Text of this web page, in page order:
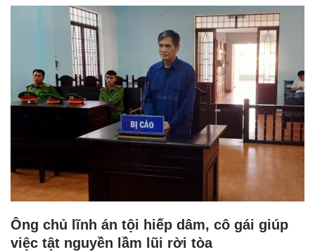
Ông chủ lĩnh án tội hiếp dâm, cô gái giúp
việc tật nguyền lầm lũi rời tòa